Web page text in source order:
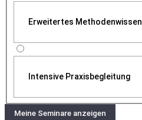
Erweitertes Methodenwissen
Intensive Praxisbegleitung
Meine Seminare anzeigen